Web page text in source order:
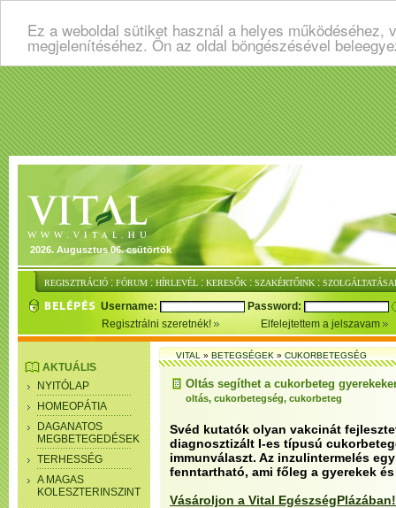
Ez a weboldal sütiket használ a helyes
megjelenítéséhez. Ön az oldal böngészésével
2026. Augusztus 06. csütörtök
REGISZTRÁCIÓ : FÓRUM : HÍRLEVÉL : KERESŐK : SZAKÉRTŐINK :
Username:
Password:
Regisztrálni szeretnék!
Elfelejtettem a jelszavam
AKTUÁLIS
NYITÓLAP
HOMEOPÁTIA
DAGANATOS
MEGBETEGEDÉSEK
TERHESSÉG
A MAGAS
KOLESZTERINSZINT
VITAL»BETEGSÉGEK»CUKORBETEGSÉG
Oltás segíthet a cukorbeteg
oltás, cukorbetegség, cukorbeteg
Svéd kutatók olyan vakcinát
diagnosztizált I-es típusú
immunválaszt. Az inzulintermelés
fenntartható, ami főleg a gyerekek
Vásároljon a Vital EgészségPlázában!